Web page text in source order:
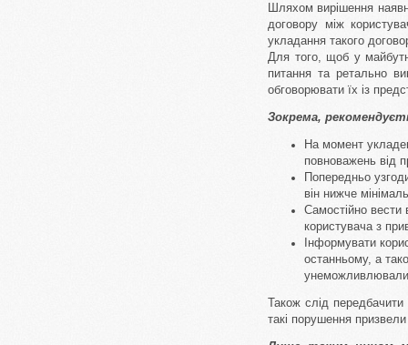
Шляхом вирішення
договору між
укладання такого
Для того, щоб у
питання та ретально
обговорювати їх із
Зокрема,
На момент
повноважень від
Попередньо
він нижче
Самостійно вести
користувача з
Інформувати
останньому, а
Також слід
такі порушення